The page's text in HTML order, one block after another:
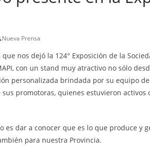
Nueva Prensa
nos dejó la 124° Exposición de la
con un stand muy atractivo no sólo
personalizada brindada por su equipo
promotoras, quienes estuvieron
es dar a conocer que es lo que produce y
para nuestra Provincia.